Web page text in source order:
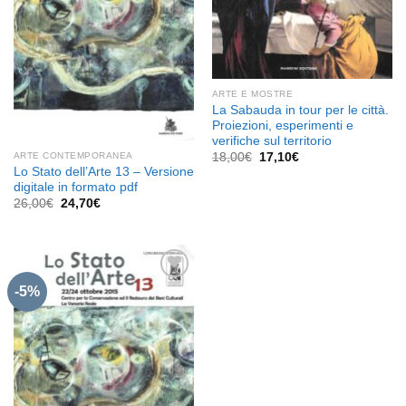
ARTE CONTEMPORANEA
Lo Stato dell’Arte 13 – Versione
digitale in formato pdf
26,00€ Il
26,00€.
24,70€Il
ARTE E MOSTRE
La Sabauda in tour per le città.
Proiezioni, esperimenti e
verifiche sul territorio
18,00€
Il
17,10€Il
-5%
Aggiungi
alla lista
dei
desideri